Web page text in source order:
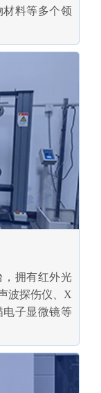
料等多个领
拥有红外光
波探伤仪、X
电子显微镜等